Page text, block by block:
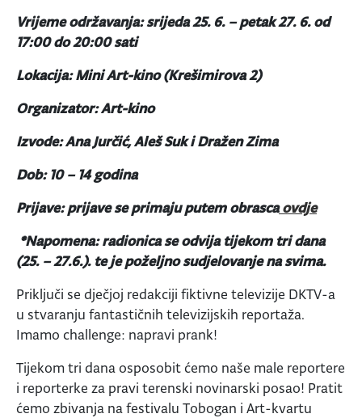
Vrijeme održavanja: srijeda 25. 6. – petak 27. 6. od
17:00 do 20:00 sati
Lokacija: Mini Art-kino (Krešimirova 2)
Organizator: Art-kino
Izvode: Ana Jurčić, Aleš Suk i Dražen Zima
Dob: 10 – 14 godina
Prijave: prijave se primaju putem obrasca ovdje
*Napomena: radionica se odvija tijekom tri dana
(25. – 27.6.). te je poželjno sudjelovanje na svima.
Priključi se dječjoj redakciji fiktivne televizije DKTV-a
u stvaranju fantastičnih televizijskih reportaža.
Imamo challenge: napravi prank!
Tijekom tri dana osposobit ćemo naše male reportere
i reporterke za pravi terenski novinarski posao! Pratit
ćemo zbivanja na festivalu Tobogan i Art-kvartu